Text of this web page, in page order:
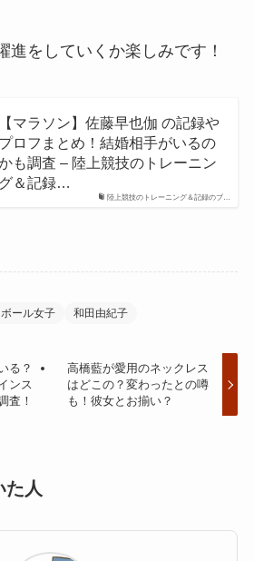
進をしていくか楽しみです！
陸上競技のトレーニング＆記録のブ…
【マラソン】佐藤早也伽 の記録や
プロフまとめ！結婚相手がいるの
も調査 – 陸上競技のトレーニン
グ＆記録…
ール女子 和田由紀子
る？
ンス
査！
高橋藍が愛用のネックレス
はどこの？変わったとの噂
も！彼女とお揃い？
た人